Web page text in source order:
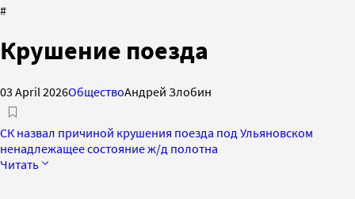
#
Крушение поезда
03 April 2026ОбществоАндрей Злобин
СК назвал причиной крушения поезда под Ульяновском
ненадлежащее состояние ж/д полотна
Читать